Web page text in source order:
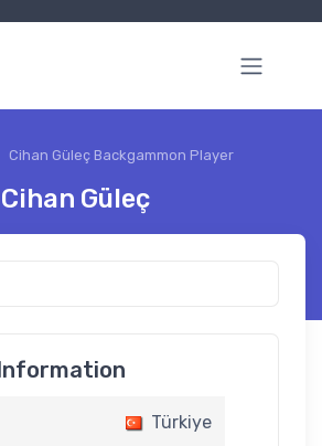
Cihan Güleç Backgammon Player
Cihan Güleç
Türkiye